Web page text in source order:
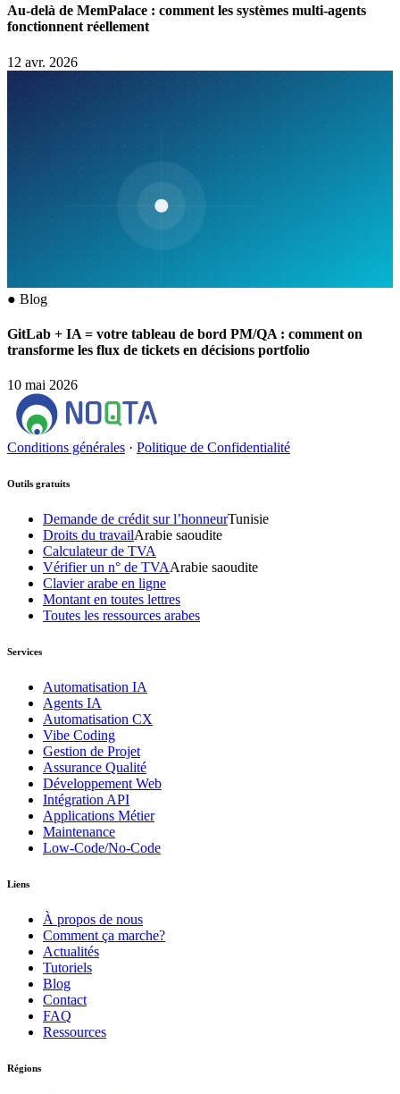
Au-delà de MemPalace : comment les systèmes multi-agents
fonctionnent réellement
12 avr. 2026
● Blog
GitLab + IA = votre tableau de bord PM/QA : comment on
transforme les flux de tickets en décisions portfolio
10 mai 2026
Conditions générales · Politique de Confidentialité
Outils gratuits
Demande de crédit sur l’honneurTunisie
Droits du travailArabie saoudite
Calculateur de TVA
Vérifier un n° de TVAArabie saoudite
Clavier arabe en ligne
Montant en toutes lettres
Toutes les ressources arabes
Services
Automatisation IA
Agents IA
Automatisation CX
Vibe Coding
Gestion de Projet
Assurance Qualité
Développement Web
Intégration API
Applications Métier
Maintenance
Low-Code/No-Code
Liens
À propos de nous
Comment ça marche?
Actualités
Tutoriels
Blog
Contact
FAQ
Ressources
Régions